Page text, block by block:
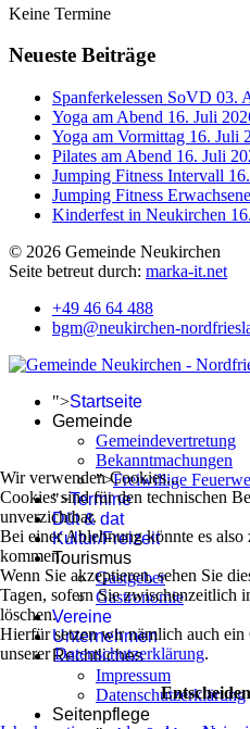
Keine Termine
Neueste Beiträge
Spanferkelessen SoVD 03.
Yoga am Abend 16. Juli
Yoga am Vormittag 16. Juli
Pilates am Abend 16. Juli
Jumping Fitness Intervall
Jumping Fitness Erwachsene
Kinderfest in Neukirchen
© 2026 Gemeinde Neukirchen
Seite betreut durch: marka-it.net
+49 46 64 488
bgm@neukirchen-
">Startseite
Gemeinde
Gemeindevertretung
Bekanntmachungen
">Freiwillige
">Termine
Düt & dat
Kultur/Freizeit
Tourismus
Gastgeber
Gastronomie
Vereine
Unternehmen
Rechtliches
Impressum
Datenschutzerklärung
Seitenpflege
Wir verwenden Cookies...
Cookies sind für den technischen
unverzichtbar.
Bei einer Ablehnung könnte es
kommen.
Wenn Sie akzeptieren, sehen Sie
Tagen, sofern Sie zwischenzeitlich
löschen.
Hierfür setzen wir nämlich auch
unsererDatenschutzerklärung.